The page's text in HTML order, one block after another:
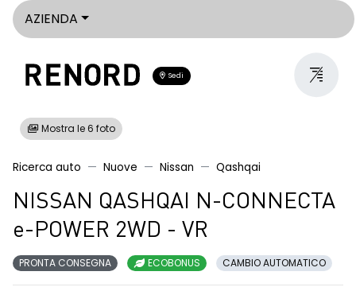
AZIENDA
Sedi
Mostra le 6 foto
Ricerca auto Nuove Nissan Qashqai
NISSAN QASHQAI N-CONNECTA
e-POWER 2WD - VR
PRONTA CONSEGNA ECOBONUS CAMBIO AUTOMATICO